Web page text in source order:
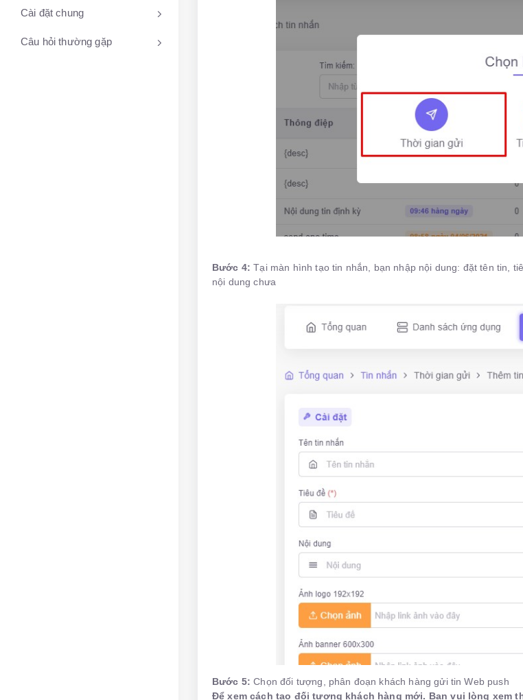
Cài đặt chung
Câu hỏi thường gặp
Bước 4: Tại màn hình tạo tin nhắn, bạn nhập nội dung: đặt tên tin,
nội dung chưa
Bước 5: Chọn đối tượng, phân đoạn khách hàng gửi tin Web push
Để xem cách tạo đối tượng khách hàng mới. Bạn vui lòng xem